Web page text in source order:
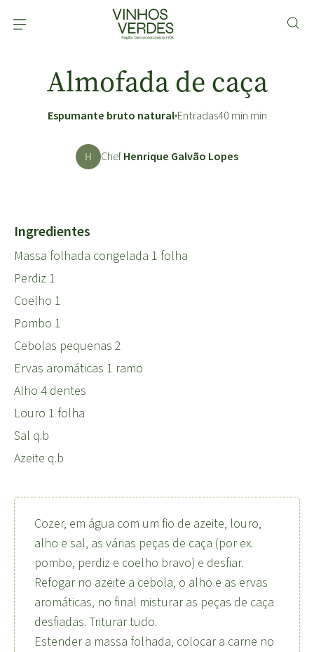
Almofada de caça
Espumante bruto naturalEntradas40 min min
H ChefHenrique Galvão Lopes
Ingredientes
Massa folhada congelada 1 folha
Perdiz 1
Coelho 1
Pombo 1
Cebolas pequenas 2
Ervas aromáticas 1 ramo
Alho 4 dentes
Louro 1 folha
Sal q.b
Azeite q.b
Cozer, em água com um fio de azeite, louro,
alho e sal, as várias peças de caça (por ex.
pombo, perdiz e coelho bravo) e desfiar.
Refogar no azeite a cebola, o alho e as ervas
aromáticas, no final misturar as peças de caça
desfiadas. Triturar tudo.
Estender a massa folhada, colocar a carne no